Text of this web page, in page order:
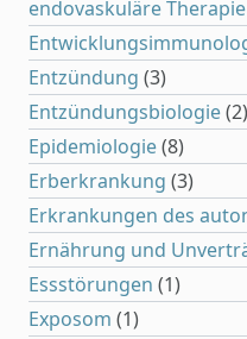
endovaskuläre Therapie
Entzündung (3)
Entzündungsbiologie(2)
Epidemiologie(8)
Erberkrankung (3)
Erkrankungen des
Ernährung und
Essstörungen (1)
Exposom (1)